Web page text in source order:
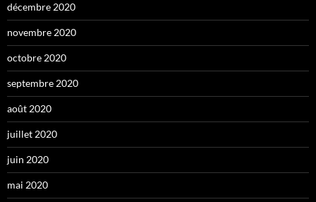
décembre 2020
novembre 2020
octobre 2020
septembre 2020
août 2020
juillet 2020
juin 2020
mai 2020